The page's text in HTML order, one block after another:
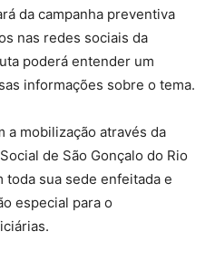
da campanha preventiva
nas redes sociais da
poderá entender um
informações sobre o tema.
a mobilização através da
de São Gonçalo do Rio
toda sua sede enfeitada e
especial para o